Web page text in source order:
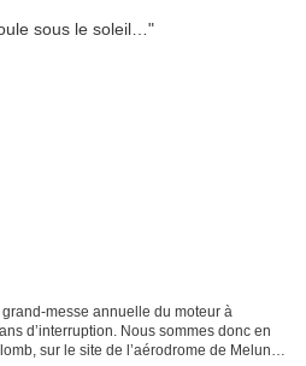
messe annuelle du moteur à
d’interruption. Nous sommes donc en
sur le site de l’aérodrome de Melun,